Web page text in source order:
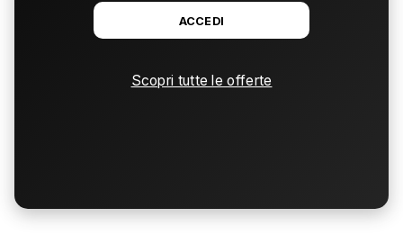
ACCEDI
Scopri tutte le offerte